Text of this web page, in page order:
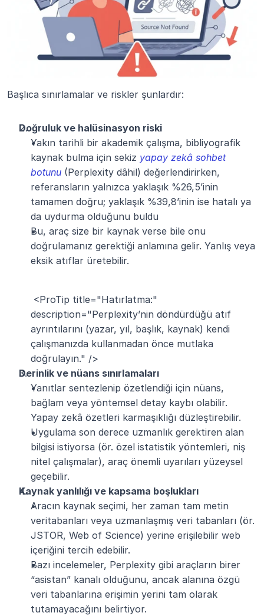
Başlıca sınırlamalar ve riskler şunlardır:
Doğruluk ve halüsinasyon riski
Yakın tarihli bir akademik çalışma, bibliyografik
kaynak bulma için sekiz yapay zekâ sohbet
botunu (Perplexity dâhil) değerlendirirken,
referansların yalnızca yaklaşık %26,5’inin
tamamen doğru; yaklaşık %39,8’inin ise hatalı ya
da uydurma olduğunu buldu
Bu, araç size bir kaynak verse bile onu
doğrulamanız gerektiği anlamına gelir. Yanlış veya
eksik atıflar üretebilir.
description="Perplexity’nin döndürdüğü atıf
ayrıntılarını (yazar, yıl, başlık, kaynak) kendi
çalışmanızda kullanmadan önce mutlaka
doğrulayın." />
Derinlik ve nüans sınırlamaları
Yanıtlar sentezlenip özetlendiği için nüans,
bağlam veya yöntemsel detay kaybı olabilir.
Yapay zekâ özetleri karmaşıklığı düzleştirebilir.
Uygulama son derece uzmanlık gerektiren alan
bilgisi istiyorsa (ör. özel istatistik yöntemleri, niş
nitel çalışmalar), araç önemli uyarıları yüzeysel
geçebilir.
Kaynak yanlılığı ve kapsama boşlukları
Aracın kaynak seçimi, her zaman tam metin
veritabanları veya uzmanlaşmış veri tabanları (ör.
JSTOR, Web of Science) yerine erişilebilir web
içeriğini tercih edebilir.
Bazı incelemeler, Perplexity gibi araçların birer
“asistan” kanalı olduğunu, ancak alanına özgü
veri tabanlarına erişimin yerini tam olarak
tutamayacağını belirtiyor.